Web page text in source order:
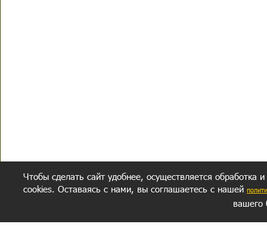
Чтобы сделать сайт удобнее, осуществляется обработка
cookies. Оставаясь с нами, вы соглашаетесь с нашей
вашего